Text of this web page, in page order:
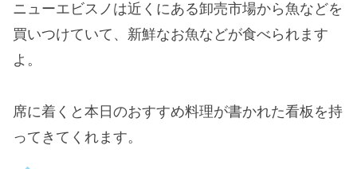
ニューエビスノは近くにある卸売市場から魚などを
買いつけていて、新鮮なお魚などが食べられます
よ。
席に着くと本日のおすすめ料理が書かれた看板を持
ってきてくれます。